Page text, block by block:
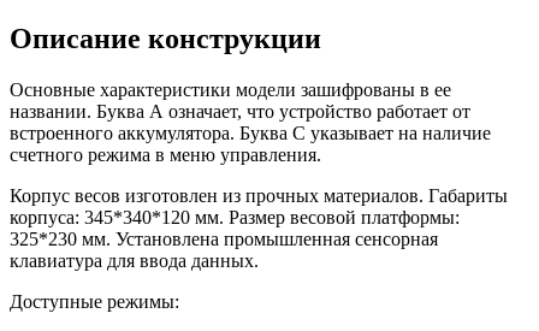
Описание конструкции
Основные характеристики модели зашифрованы в ее
названии. Буква А означает, что устройство работает от
встроенного аккумулятора. Буква С указывает на наличие
счетного режима в меню управления.
Корпус весов изготовлен из прочных материалов. Габариты
корпуса: 345*340*120 мм. Размер весовой платформы:
325*230 мм. Установлена промышленная сенсорная
клавиатура для ввода данных.
Доступные режимы: